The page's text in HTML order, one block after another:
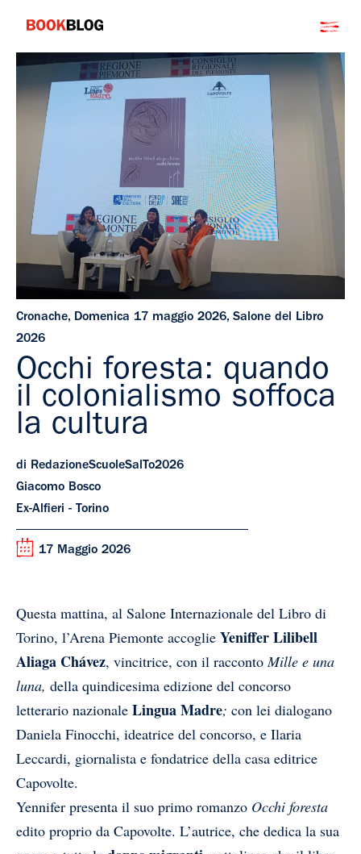
contenuto
Bookblog
Cronache, Domenica 17 maggio 2026, Salone del Libro
2026
Occhi foresta: quando
il colonialismo soffoca
la cultura
di RedazioneScuoleSalTo2026
Giacomo Bosco
Ex-Alfieri - Torino
17 Maggio 2026
Questa mattina, al Salone Internazionale del Libro di
Torino, l’Arena Piemonte accoglie Yeniffer Lilibell
Aliaga Chávez, vincitrice, con il raccontoMille e una
luna, della quindicesima edizione del concorso
letterario nazionale Lingua Madre; con lei dialogano
Daniela Finocchi, ideatrice del concorso, e Ilaria
Leccardi, giornalista e fondatrice della casa editrice
Capovolte.
Yennifer presenta il suo primo romanzo Occhi foresta
edito proprio da Capovolte. L’autrice, che dedica la sua